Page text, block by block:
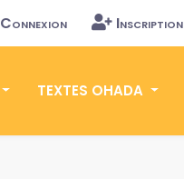
Connexion Inscription
TEXTES OHADA